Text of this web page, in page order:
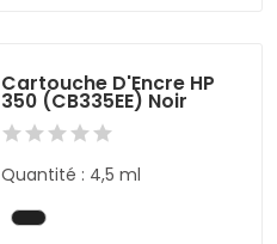
Cartouche D'Encre HP
350 (CB335EE) Noir
Quantité : 4,5 ml